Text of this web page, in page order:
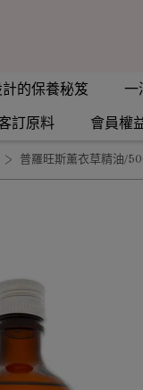
的保養秘笈 一
訂原料 會員權
普羅旺斯薰衣草精油/